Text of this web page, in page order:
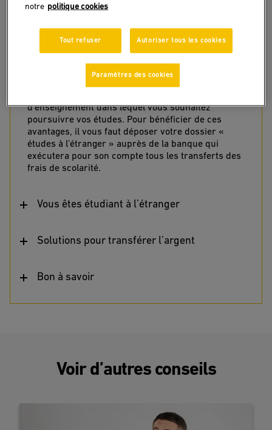
facture émanant de l’établissement de
d’enseignement dans lequel vous souhaitez
poursuivre vos études. Pour bénéficier de ces
avantages, il vous faut déposer votre dossier «
études à l’étranger » auprès de la banque qui
exécutera pour son compte tous les transferts des
frais de scolarité.
Vous êtes étudiant à l’étranger
Solutions pour transférer l’argent
Bon à savoir
Voir d’autres conseils
notre politique cookies
Tout refuser Autoriser tous les cookies
Paramètres des cookies